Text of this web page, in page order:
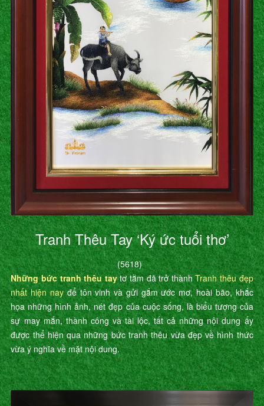
Tranh Thêu Tay ‘Ký ức tuổi thơ’
(5618)
Những bức tranh thêu taytơ tằm đã trở thànhTranh thêu đẹp
nhất hiện nayđể tôn vinh và gửi gắm ước mơ, hoài bão, khắc
họa những hình ảnh, nét đẹp của cuộc sống, là biểu tượng của
sự may mắn, thành công và tài lộc, tất cả những nội dung ấy
được thể hiện qua những bức tranh thêu vừa đẹp về hình thức
vừa ý nghĩa về mặt nội dung.